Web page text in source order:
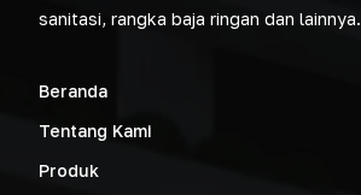
sanitasi, rangka baja ringan dan lainnya.
Beranda
Tentang Kami
Produk